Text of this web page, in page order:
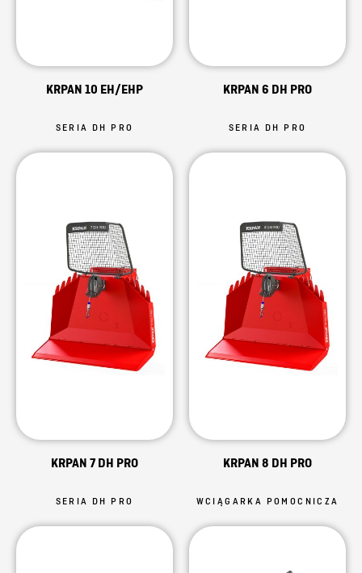
KRPAN 10 EH/EHP KRPAN 6 DH PRO
SERIA DH PRO
KRPAN 7 DH PRO
SERIA DH PRO
KRPAN 8 DH PRO
SERIA DH PRO WCIĄGARKA POMOCNICZA